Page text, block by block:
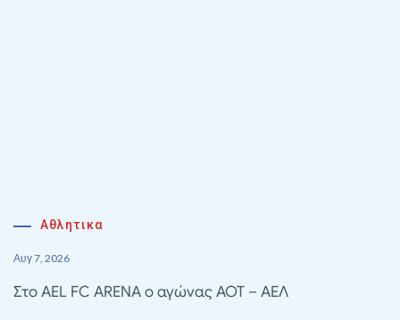
Αθλητικα
Αυγ 7, 2026
Στο AEL FC ARENA ο αγώνας ΑΟΤ – ΑΕΛ